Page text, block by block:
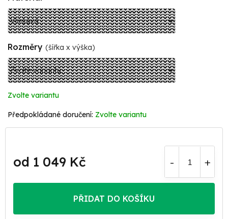
Rozměry (šířka x výška)
Zvolte variantu
Zvolte variantu
od 1 049 Kč
cena:
PŘIDAT DO KOŠÍKU